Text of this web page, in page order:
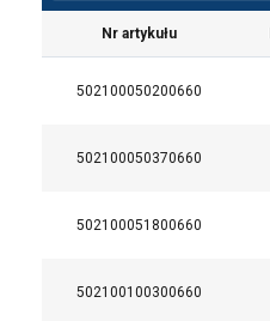
Nr artykułu
502100050200660
502100050370660
502100051800660
502100100300660